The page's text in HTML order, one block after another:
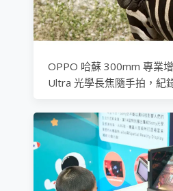
OPPO 哈蘇 300mm 專業
Ultra 光學長焦隨手拍，紀